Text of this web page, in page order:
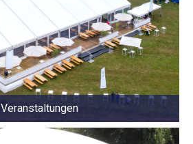
Veranstaltungen